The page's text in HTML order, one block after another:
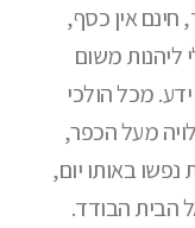
אין כסף,
ליהנות משום
מכל הולכי
מעל הכפר,
באותו יום,
הבית הבודד.